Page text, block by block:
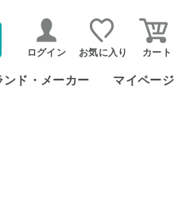
ログイン お気に入り カート
ンド・メーカー マイページ